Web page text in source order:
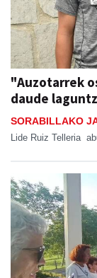
"Auzotarrek
daude
SORABILLAKO
Lide Ruiz Telleria